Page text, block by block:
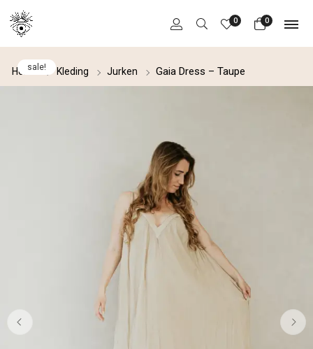
0
0
Home Kleding Jurken Gaia Dress – Taupe
sale!